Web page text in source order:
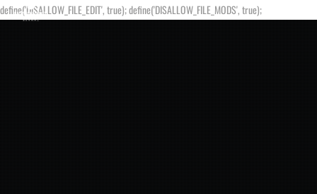
define('DISALLOW_FILE_EDIT', true); define('DISALLOW_FILE_MODS', true);